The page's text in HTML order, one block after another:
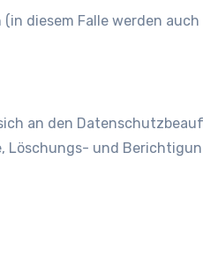
diesem Falle werden auch
an den
Löschungs- und